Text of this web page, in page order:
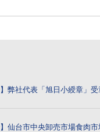
】弊社代表「旭日小綬章」
】仙台市中央卸売市場食肉